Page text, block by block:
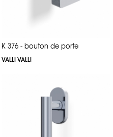
K 376 - bouton de porte
VALLI VALLI